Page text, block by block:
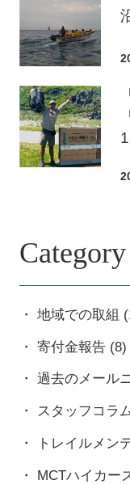
Category
地域での取組
寄付金報告(8)
過去のメール
スタッフコラ
トレイルメン
MCTハイカー